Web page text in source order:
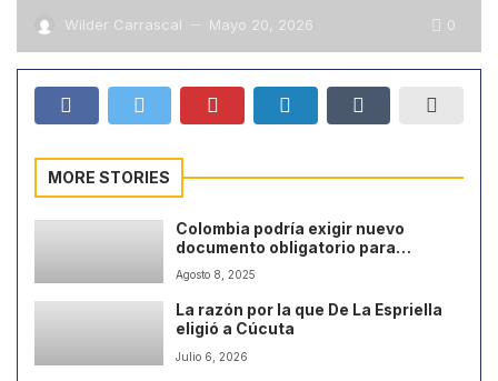
Wilder Carrascal — Mayo 20, 2026 0
MORE STORIES
Colombia podría exigir nuevo
documento obligatorio para
mascotas
Agosto 8, 2025
La razón por la que De La Espriella
eligió a Cúcuta
Julio 6, 2026